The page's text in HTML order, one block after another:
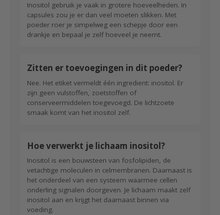
Inositol gebruik je vaak in grotere hoeveelheden. In
capsules zou je er dan veel moeten slikken. Met
poeder roer je simpelweg een schepje door een
drankje en bepaal je zelf hoeveel je neemt.
Zitten er toevoegingen in dit poeder?
Nee. Het etiket vermeldt één ingredient: inositol. Er
zijn geen vulstoffen, zoetstoffen of
conserveermiddelen toegevoegd. De lichtzoete
smaak komt van het inositol zelf.
Hoe verwerkt je lichaam inositol?
Inositol is een bouwsteen van fosfolipiden, de
vetachtige moleculen in celmembranen. Daarnaast is
het onderdeel van een systeem waarmee cellen
onderling signalen doorgeven. Je lichaam maakt zelf
inositol aan en krijgt het daarnaast binnen via
voeding.